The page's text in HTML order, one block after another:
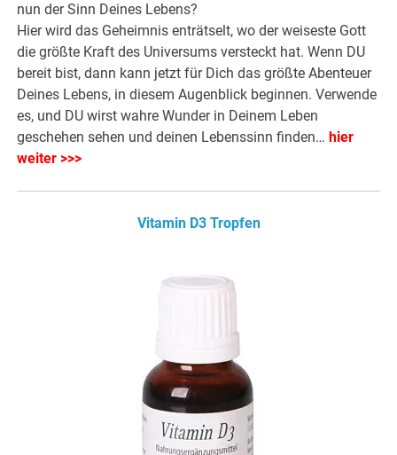
nun der Sinn Deines Lebens?
Hier wird das Geheimnis enträtselt, wo der weiseste Gott
die größte Kraft des Universums versteckt hat. Wenn DU
bereit bist, dann kann jetzt für Dich das größte Abenteuer
Deines Lebens, in diesem Augenblick beginnen. Verwende
es, und DU wirst wahre Wunder in Deinem Leben
geschehen sehen und deinen Lebenssinn finden… hier
weiter >>>
Vitamin D3 Tropfen